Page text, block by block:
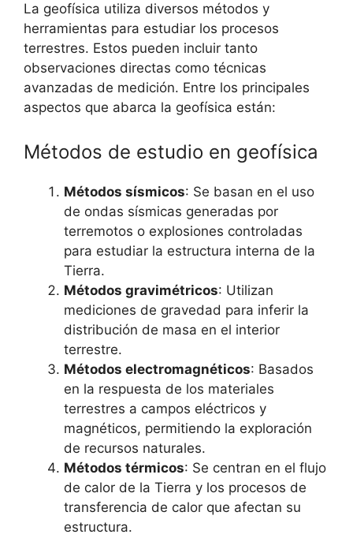
La geofísica utiliza diversos métodos y
herramientas para estudiar los procesos
terrestres. Estos pueden incluir tanto
observaciones directas como técnicas
avanzadas de medición. Entre los principales
aspectos que abarca la geofísica están:
Métodos de estudio en geofísica
Métodos sísmicos: Se basan en el uso
de ondas sísmicas generadas por
terremotos o explosiones controladas
para estudiar la estructura interna de la
Tierra.
Métodos gravimétricos: Utilizan
mediciones de gravedad para inferir la
distribución de masa en el interior
terrestre.
Métodos electromagnéticos: Basados
en la respuesta de los materiales
terrestres a campos eléctricos y
magnéticos, permitiendo la exploración
de recursos naturales.
Métodos térmicos: Se centran en el flujo
de calor de la Tierra y los procesos de
transferencia de calor que afectan su
estructura.